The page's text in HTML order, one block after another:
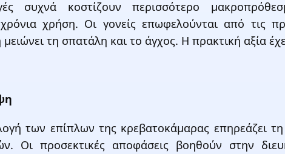
συχνά κοστίζουν περισσότερο
χρήση. Οι γονείς επωφελούνται από τις
τη σπατάλη και το άγχος. Η πρακτική αξία
των επίπλων της κρεβατοκάμαρας επηρεάζει
Οι προσεκτικές αποφάσεις βοηθούν στην